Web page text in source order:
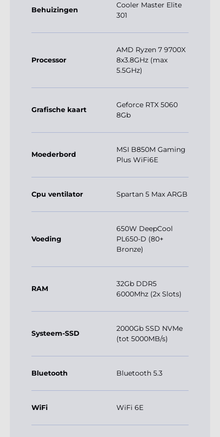
Behuizingen
Cooler Master Elite
301
Processor
AMD Ryzen 7 9700X
8x3.8GHz (max
5.5GHz)
Grafische kaart
Geforce RTX 5060
8Gb
Moederbord
MSI B850M Gaming
Plus WiFi6E
Cpu ventilator Spartan 5 Max ARGB
Voeding
650W DeepCool
PL650-D (80+
Bronze)
RAM
32Gb DDR5
6000Mhz (2x Slots)
Systeem-SSD
2000Gb SSD NVMe
(tot 5000MB/s)
Bluetooth Bluetooth 5.3
WiFi WiFi 6E